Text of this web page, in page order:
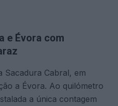
e Évora com
Sacadura Cabral, em
a Évora. Ao quilómetro
a única contagem